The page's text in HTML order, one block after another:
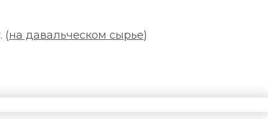
(на давальческом сырье)